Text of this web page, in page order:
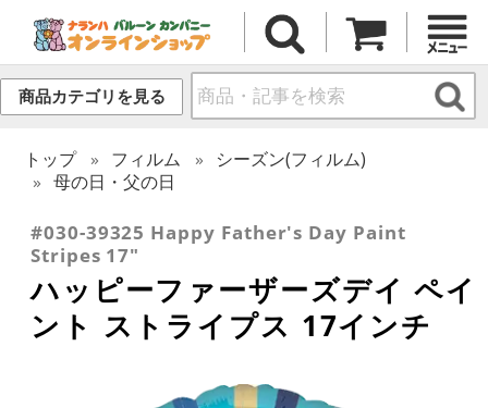
商品カテゴリを見る
トップ フィルム
シーズン(フィルム)
母の日・父の日
#030-39325 Happy Father's Day Paint
Stripes 17"
ハッピーファーザーズデイ ペイ
ント ストライプス 17インチ